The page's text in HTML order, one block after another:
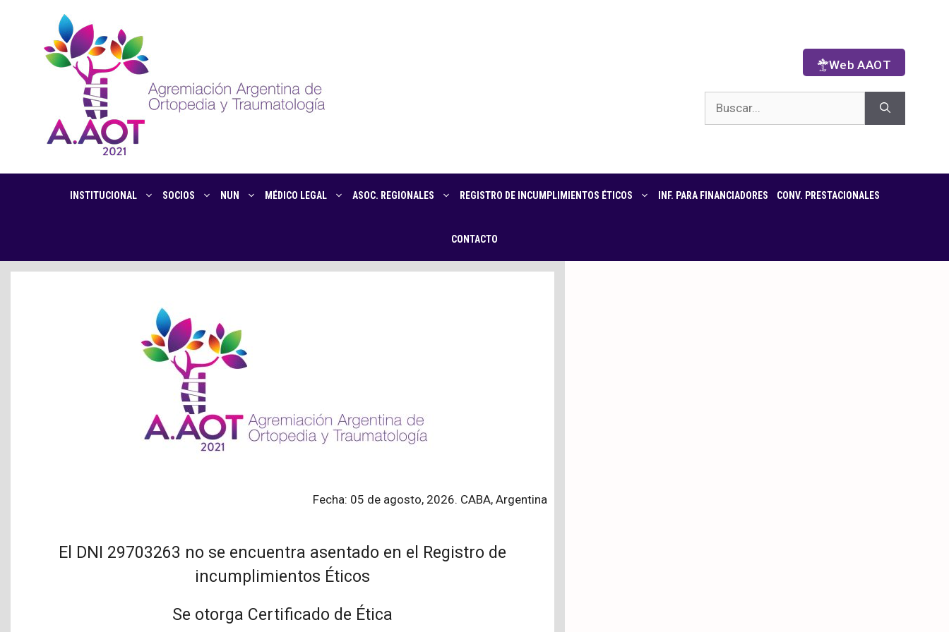
Web AAOT
INSTITUCIONAL SOCIOS NUN MÉDICO LEGAL ASOC. REGIONALES REGISTRO DE INCUMPLIMIENTOS ÉTICOS INF. PARA FINANCIADORES CONV. PRESTACIONALES
CONTACTO
Fecha: 05 de agosto, 2026. CABA, Argentina
El DNI 29703263 no se encuentra asentado en el Registro de
incumplimientos Éticos
Se otorga Certificado de Ética